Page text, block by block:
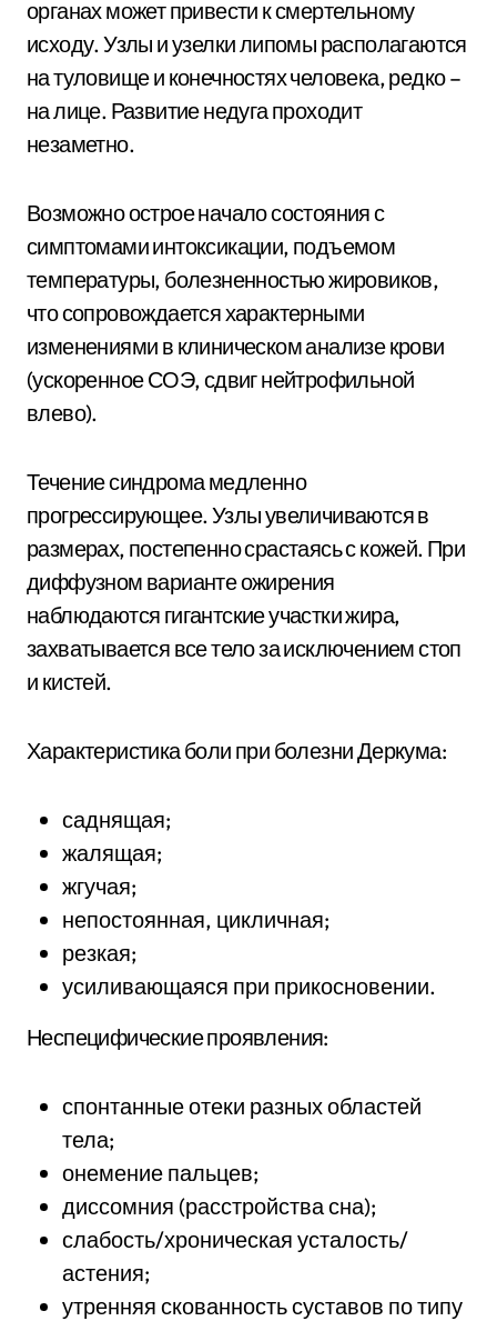
органах может привести к смертельному
исходу. Узлы и узелки липомы располагаются
на туловище и конечностях человека, редко –
на лице. Развитие недуга проходит
незаметно.
Возможно острое начало состояния с
симптомами интоксикации, подъемом
температуры, болезненностью жировиков,
что сопровождается характерными
изменениями в клиническом анализе крови
(ускоренное СОЭ, сдвиг нейтрофильной
влево).
Течение синдрома медленно
прогрессирующее. Узлы увеличиваются в
размерах, постепенно срастаясь с кожей. При
диффузном варианте ожирения
наблюдаются гигантские участки жира,
захватывается все тело за исключением стоп
и кистей.
Характеристика боли при болезни Деркума:
саднящая;
жалящая;
жгучая;
непостоянная, цикличная;
резкая;
усиливающаяся при прикосновении.
Неспецифические проявления:
спонтанные отеки разных областей
тела;
онемение пальцев;
диссомния (расстройства сна);
слабость/хроническая усталость/
астения;
утренняя скованность суставов по типу